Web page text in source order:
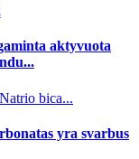
aktyvuota
bica...
yra svarbus